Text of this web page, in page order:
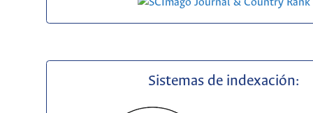
Sistemas de indexación: